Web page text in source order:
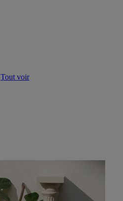
Tout voir